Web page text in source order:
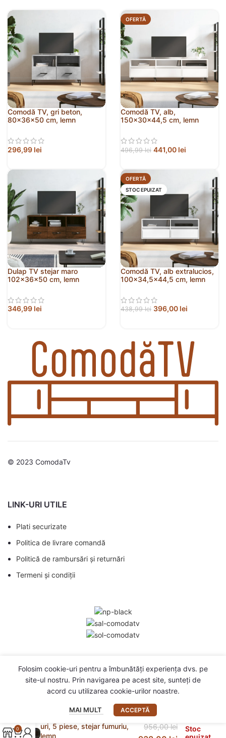
Comodă TV, gri beton,
80x36x50 cm, lemn
296,99 lei
OFERTĂ
Comodă TV, alb,
150x30x44,5 cm, lemn
496,99lei 441,00 lei
Dulap TV stejar maro
102x36x50 cm, lemn
346,99 lei
OFERTĂ
STOC EPUIZAT
Comodă TV, alb extralucios,
100×34,5×44,5 cm, lemn
438,99lei 396,00 lei
© 2023 ComodaTv
LINK-URI UTILE
Plati securizate
Politica de livrare comandă
Politică de rambursări și returnări
Termeni și condiții
Folosim cookie-uri pentru a îmbunătăți experiența dvs. pe
site-ul nostru. Prin navigarea pe acest site, sunteți de
acord cu utilizarea cookie-urilor noastre.
MAI MULT ACCEPTĂ
Unități de perete TV cu LED-
uri, 5 piese, stejar fumuriu,
lemn
956,00lei
Stoc
0